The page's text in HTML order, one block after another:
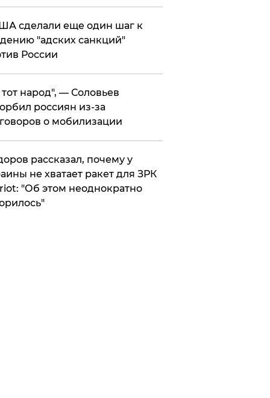
сделали еще один шаг к
"адских санкций"
России
народ", — Соловьев
россиян из-за
о мобилизации
рассказал, почему у
не хватает ракет для ЗРК
"Об этом неоднократно